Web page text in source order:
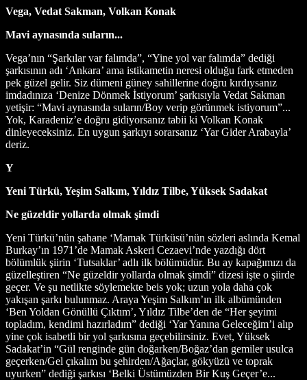
Vega, Vedat Sakman, Volkan Konak
Mavi aynasında suların...
Vega’nın “Şarkılar var falımda”, “Yine yol var falımda” dediği
şarkısının adı ‘Ankara’ ama istikametin neresi olduğu fark etmeden
pek güzel gelir. Siz dümeni güney sahillerine doğru kırdıysanız
imdadınıza ‘Denize Dönmek İstiyorum’ şarkısıyla Vedat Sakman
yetişir: “Mavi aynasında suların/Boy verip görünmek istiyorum”...
Yok, Karadeniz’e doğru gidiyorsanız tabii ki Volkan Konak
dinleyeceksiniz. En uygun şarkıyı sorarsanız ‘Yar Gider Arabayla’
deriz.
Y
Yeni Türkü, Yeşim Salkım, Yıldız Tilbe, Yüksek Sadakat
Ne güzeldir yollarda olmak şimdi
Yeni Türkü’nün şahane ‘Mamak Türküsü’nün sözleri aslında Kemal
Burkay’ın 1971’de Mamak Askeri Cezaevi’nde yazdığı dört
bölümlük şiirin ‘Tutsaklar’ adlı ilk bölümüdür. Bu ay kapağımızı da
güzelleştiren “Ne güzeldir yollarda olmak şimdi” dizesi işte o şiirde
geçer. Ve şu netlikte söylemekte beis yok; uzun yola daha çok
yakışan şarkı bulunmaz. Araya Yeşim Salkım’ın ilk albümünden
‘Ben Yoldan Gönüllü Çıktım’, Yıldız Tilbe’den de “Her şeyimi
topladım, kendimi hazırladım” dediği ‘Yar Yanına Geleceğim’i alıp
yine çok isabetli bir yol şarkısına geçebilirsiniz. Evet, Yüksek
Sadakat’in “Gül renginde gün doğarken/Boğaz’dan gemiler usulca
geçerken/Gel çıkalım bu şehirden/Ağaçlar, gökyüzü ve toprak
uyurken” dediği şarkısı ‘Belki Üstümüzden Bir Kuş Geçer’e...